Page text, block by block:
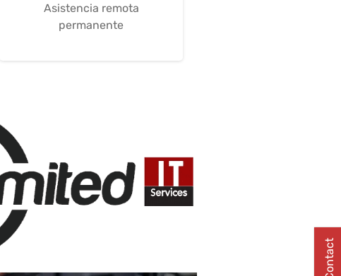
Asistencia remota
permanente
Contact